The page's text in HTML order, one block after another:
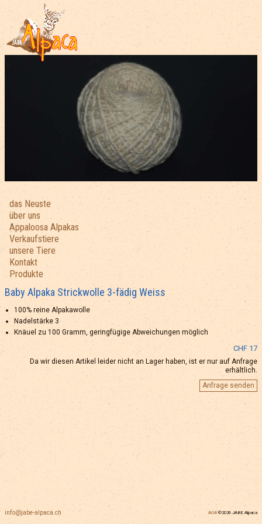
das Neuste
über uns
Appaloosa Alpakas
Verkaufstiere
unsere Tiere
Kontakt
Produkte
Baby Alpaka Strickwolle 3-fädig Weiss
100% reine Alpakawolle
Nadelstärke 3
Knäuel zu 100 Gramm, geringfügige Abweichungen möglich
CHF 17
Da wir diesen Artikel leider nicht an Lager haben, ist er nur auf Anfrage
erhältlich.
Anfrage senden
info@jabe-alpaca.ch AGB ©2026 JABE Alpaca